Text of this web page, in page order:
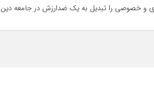
و خصوصی را تبدیل به یک ضدارزش در جامعه دین